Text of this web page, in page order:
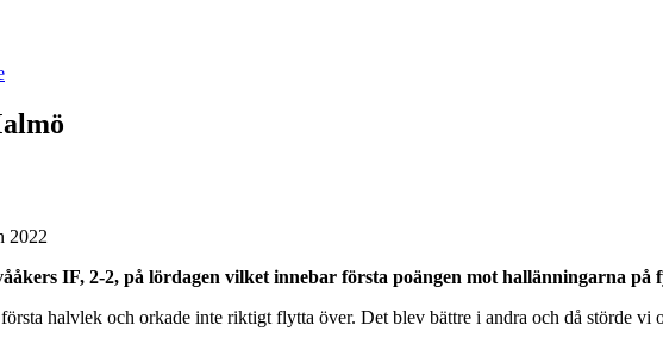
2022
IF, 2-2, på lördagen vilket innebar första poängen mot hallänningarna på
halvlek och orkade inte riktigt flytta över. Det blev bättre i andra och då störde